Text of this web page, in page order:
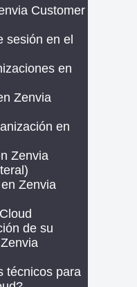
Customer
sesión en el
en
Zenvia
en
Zenvia
Zenvia
de su
técnicos para